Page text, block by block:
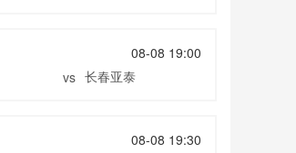
08-08 19:00
vs 长春亚泰
08-08 19:30